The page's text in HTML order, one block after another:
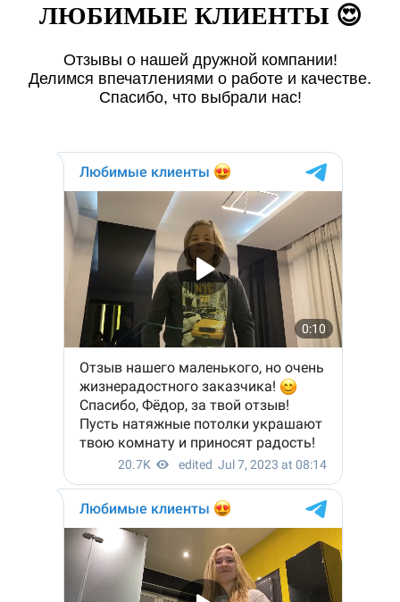
ЛЮБИМЫЕ КЛИЕНТЫ 😍
Отзывы о нашей дружной компании!
Делимся впечатлениями о работе и качестве.
Спасибо, что выбрали нас!